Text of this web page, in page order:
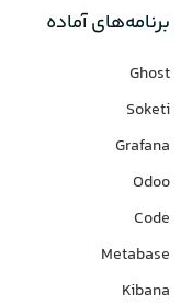
برنامه‌های‌ آماده
Ghost
Soketi
Grafana
Odoo
Code
Metabase
Kibana